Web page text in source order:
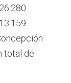
total de